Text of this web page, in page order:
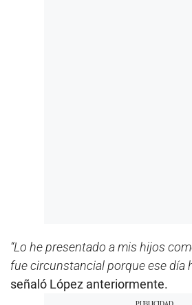
“Lo he presentado a mis hijos
fue circunstancial porque ese día
señaló López anteriormente.